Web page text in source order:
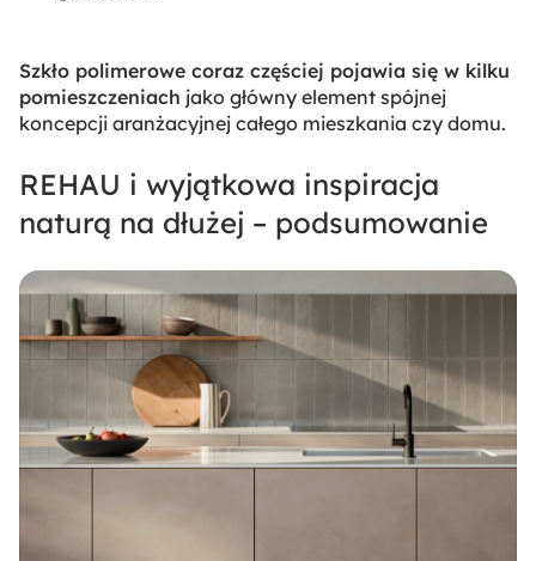
Szkło polimerowe coraz częściej pojawia się w kilku
pomieszczeniach jako główny element spójnej
koncepcji aranżacyjnej całego mieszkania czy domu.
REHAU i wyjątkowa inspiracja
naturą na dłużej – podsumowanie